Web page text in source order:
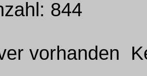
844
vorhanden